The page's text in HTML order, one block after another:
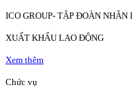
ICO GROUP- TẬP ĐOÀN
XUẤT KHẨU LAO ĐỘNG
Xem thêm
Chức vụ